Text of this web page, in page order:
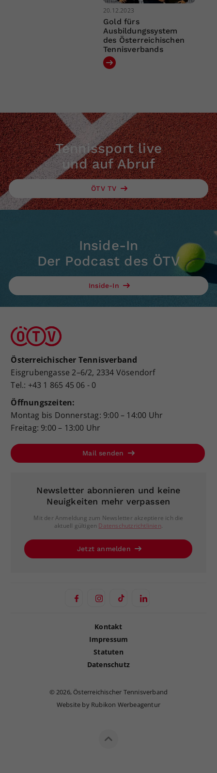
20.12.2023
Gold fürs
Ausbildungssystem
des Österreichischen
Tennisverbands
Tennissport live
und auf Abruf
ÖTV TV
Inside-In
Der Podcast des ÖTV
Inside-In
Österreichischer Tennisverband
Eisgrubengasse 2–6/2, 2334 Vösendorf
Tel.: +43 1 865 45 06 - 0
Öffnungszeiten:
Montag bis Donnerstag: 9:00 – 14:00 Uhr
Freitag: 9:00 – 13:00 Uhr
Mail senden
Newsletter abonnieren und keine
Neuigkeiten mehr verpassen
Mit der Anmeldung zum Newsletter akzeptiere ich die
aktuell gültigen Datenschutzrichtlinien.
Jetzt anmelden
Kontakt
Impressum
Statuten
Datenschutz
©2026, Österreichischer Tennisverband
Website by Rubikon Werbeagentur